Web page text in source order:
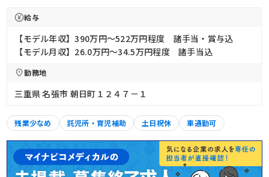
給与
【モデル年収】390万円〜522万円程度 諸手当・賞与込
【モデル月収】26.0万円〜34.5万円程度 諸手当込
勤務地
三重県 名張市 朝日町１２４７－１
残業少なめ 託児所・育児補助 土日祝休 車通勤可